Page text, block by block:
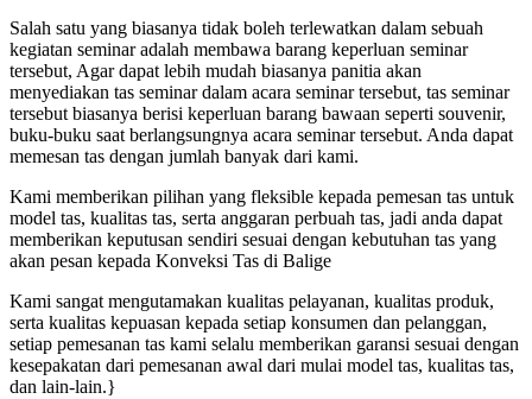
Salah satu yang biasanya tidak boleh terlewatkan dalam sebuah
kegiatan seminar adalah membawa barang keperluan seminar
tersebut, Agar dapat lebih mudah biasanya panitia akan
menyediakan tas seminar dalam acara seminar tersebut, tas seminar
tersebut biasanya berisi keperluan barang bawaan seperti souvenir,
buku-buku saat berlangsungnya acara seminar tersebut. Anda dapat
memesan tas dengan jumlah banyak dari kami.
Kami memberikan pilihan yang fleksible kepada pemesan tas untuk
model tas, kualitas tas, serta anggaran perbuah tas, jadi anda dapat
memberikan keputusan sendiri sesuai dengan kebutuhan tas yang
akan pesan kepada Konveksi Tas di Balige
Kami sangat mengutamakan kualitas pelayanan, kualitas produk,
serta kualitas kepuasan kepada setiap konsumen dan pelanggan,
setiap pemesanan tas kami selalu memberikan garansi sesuai dengan
kesepakatan dari pemesanan awal dari mulai model tas, kualitas tas,
dan lain-lain.}